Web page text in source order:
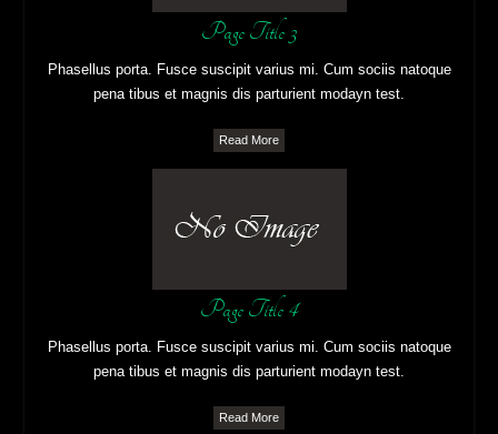
Page Title 3
Phasellus porta. Fusce suscipit varius mi. Cum sociis natoque
pena tibus et magnis dis parturient modayn test.
Read More
Page Title 4
Phasellus porta. Fusce suscipit varius mi. Cum sociis natoque
pena tibus et magnis dis parturient modayn test.
Read More